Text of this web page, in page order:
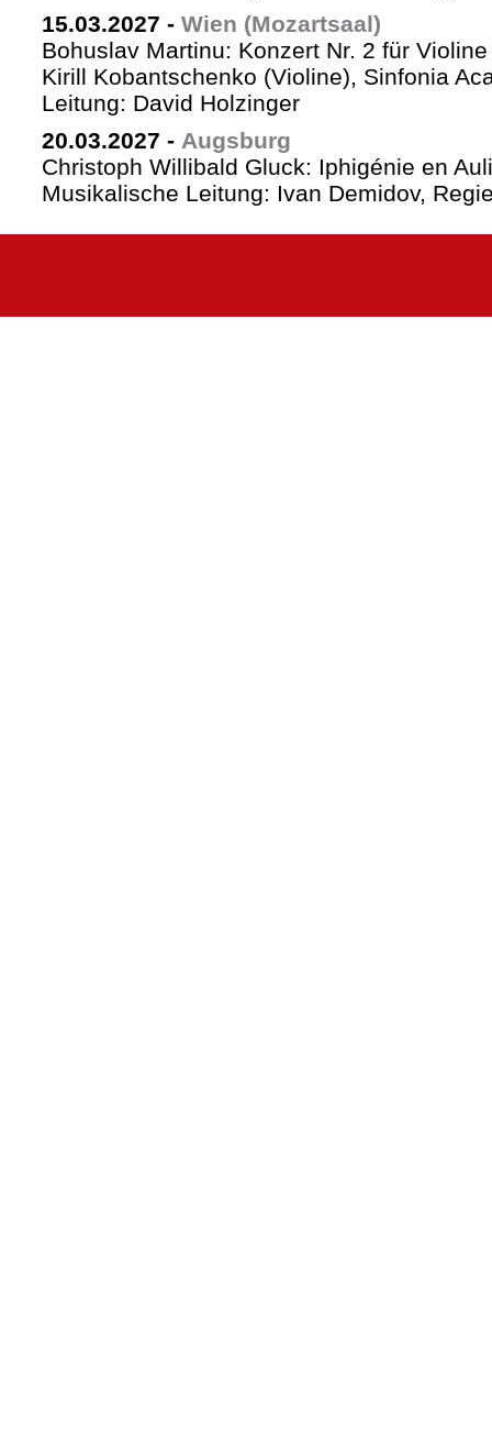
15.03.2027 - Wien (Mozartsaal)
Bohuslav Martinu: Konzert Nr. 2 für
Kirill Kobantschenko (Violine), Sinfonia
Leitung: David Holzinger
20.03.2027 - Augsburg
Christoph Willibald Gluck: Iphigénie en
Musikalische Leitung: Ivan Demidov,